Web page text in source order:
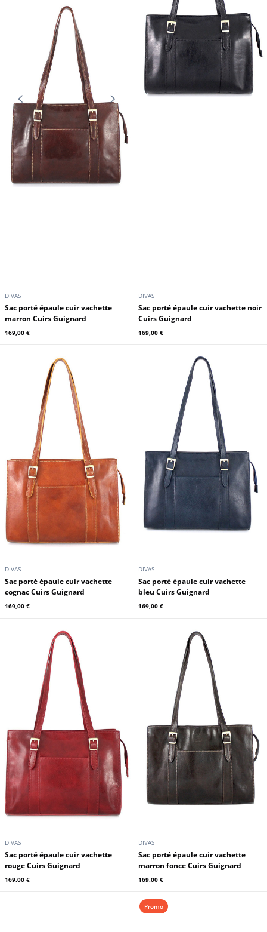
DIVAS
Sac porté épaule cuir vachette
marron Cuirs Guignard
169,00 €
DIVAS
Sac porté épaule cuir vachette noir
Cuirs Guignard
169,00 €
DIVAS
Sac porté épaule cuir vachette
cognac Cuirs Guignard
169,00 €
DIVAS
Sac porté épaule cuir vachette
bleu Cuirs Guignard
169,00 €
DIVAS
Sac porté épaule cuir vachette
rouge Cuirs Guignard
169,00 €
DIVAS
Sac porté épaule cuir vachette
marron fonce Cuirs Guignard
169,00 €
Promo